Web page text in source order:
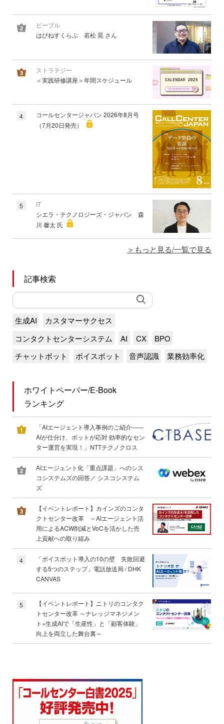
ピープル
はぴねすくらぶ 若松 晃 さん
ストラテジー
＜実践研修講座＞年間スケジュール
4
コールセンタージャパン 2026年8月号
（7月20日発売）
5
IT
シエラ・テクノロジーズ・ジャパン 森
川 馨太 氏
もっと見る/一覧で見る
記事検索
生成AI
カスタマーサクセス
コンタクトセンターシステム
AI CX
BPO
チャットボット
ボイスボット 音声認識 業務効率化
ホワイトペーパー/E-Book
ランキング
「AIエージェント導入事例のご紹介――
AIが仕分け、ボットが応対 効率的なセン
ター運営を実現！」NTTテクノクロス
AIエージェント化「重点課題」へのシス
コシステムズの回答／ シスコシステム
ズ
【イベントレポート】カインズのコンタ
クトセンター改革 ～AIエージェント活
用によるACW削減とVoCを活かした売
上貢献への取り組み
4
「ボイスボット導入の10の壁 失敗回避
する5つのステップ」電話放送局 / DHK
CANVAS
5
【イベントレポート】ニトリのコンタク
トセンター改革 ～ナレッジマネジメン
ト×生成AIで「生産性」と「顧客体験」
向上を両立した舞台裏～